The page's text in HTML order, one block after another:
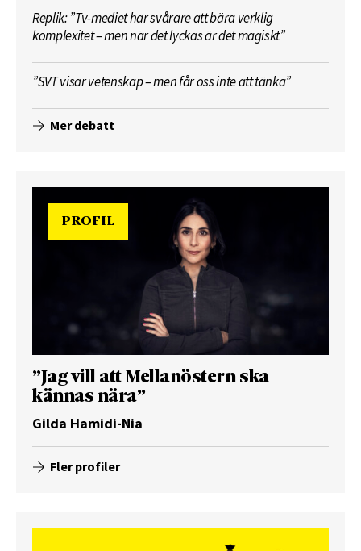
Replik: ”Tv-mediet har svårare att bära verklig
komplexitet – men när det lyckas är det magiskt”
”SVT visar vetenskap – men får oss inte att tänka”
Mer debatt
PROFIL
”Jag vill att Mellanöstern ska
kännas nära”
Gilda Hamidi-Nia
Fler profiler